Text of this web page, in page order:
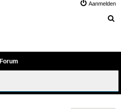
Aanmelden
Forum